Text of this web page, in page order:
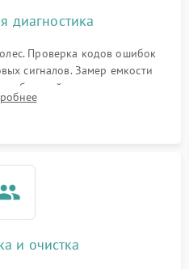
диагностика
Проверка кодов ошибок
сигналов. Замер емкости
базовой станции зарядки.
и датчиков падения для
и очистка